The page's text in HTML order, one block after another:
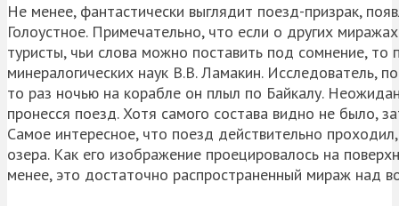
Не менее, фантастически выглядит поезд-призрак,
Голоустное. Примечательно, что если о других
туристы, чьи слова можно поставить под сомнение,
минералогических наук В.В. Ламакин. Исследователь,
то раз ночью на корабле он плыл по Байкалу.
пронесся поезд. Хотя самого состава видно не было,
Самое интересное, что поезд действительно
озера. Как его изображение проецировалось на
менее, это достаточно распространенный мираж над